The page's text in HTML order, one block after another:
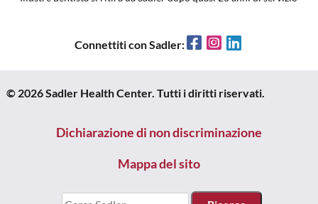
Connettiti con Sadler: FacebookInstagram
© 2026 Sadler Health Center. Tutti i diritti riservati.
Dichiarazione di non discriminazione
Mappa del sito
Cercare: